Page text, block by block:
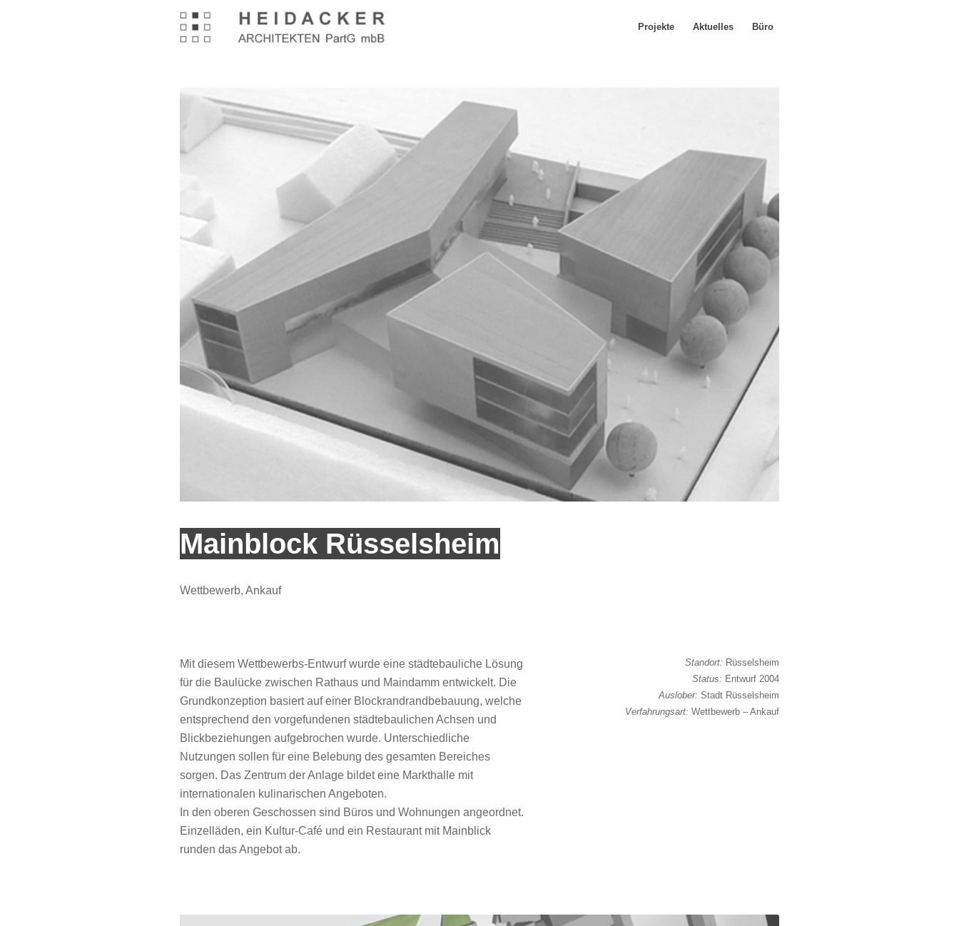
Projekte Aktuelles Büro
Mainblock Rüsselsheim
Wettbewerb, Ankauf
Mit diesem Wettbewerbs-Entwurf wurde eine städtebauliche Lösung
für die Baulücke zwischen Rathaus und Maindamm entwickelt. Die
Grundkonzeption basiert auf einer Blockrandrandbebauung, welche
entsprechend den vorgefundenen städtebaulichen Achsen und
Blickbeziehungen aufgebrochen wurde. Unterschiedliche
Nutzungen sollen für eine Belebung des gesamten Bereiches
sorgen. Das Zentrum der Anlage bildet eine Markthalle mit
internationalen kulinarischen Angeboten.
In den oberen Geschossen sind Büros und Wohnungen angeordnet.
Einzelläden, ein Kultur-Café und ein Restaurant mit Mainblick
runden das Angebot ab.
Standort: Rüsselsheim
Status: Entwurf 2004
Auslober: Stadt Rüsselsheim
Verfahrungsart: Wettbewerb – Ankauf